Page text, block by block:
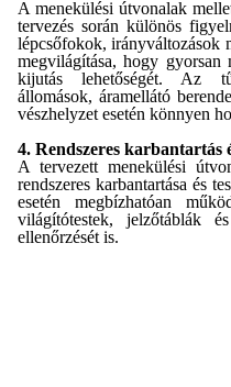
A menekülési útvonalak
tervezés során különös
lépcsőfokok, irányváltozások
megvilágítása, hogy gyorsan
kijutás lehetőségét. Az
állomások, áramellátó
vészhelyzet esetén könnyen
4. Rendszeres karbantartás
A tervezett menekülési
rendszeres karbantartása és
esetén megbízhatóan
világítótestek, jelzőtáblák
ellenőrzését is.